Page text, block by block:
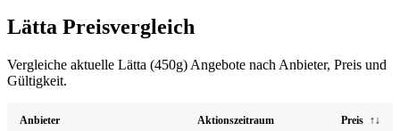
Lätta Preisvergleich
Vergleiche aktuelle Lätta (450g) Angebote nach Anbieter, Preis und
Gültigkeit.
Anbieter Aktionszeitraum Preis ↑↓